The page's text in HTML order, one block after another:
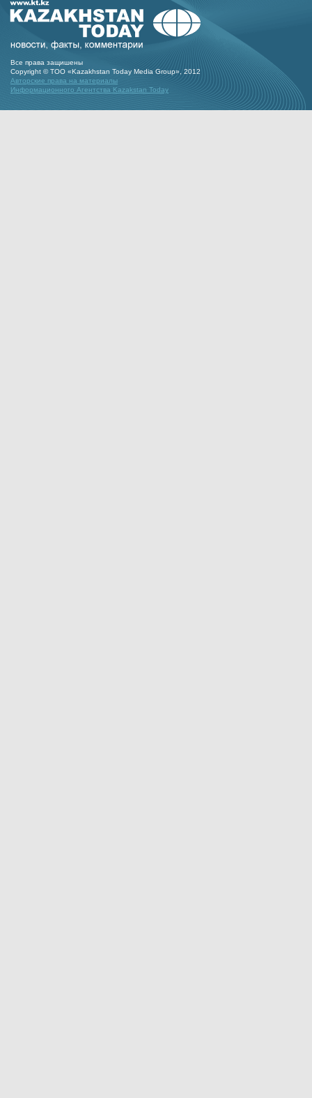
Все права защишены
Copyright © ТОО «Kazakhstan Today Media Group», 2012
Авторские права на материалы
Информационного Агентства Kazakstan Today